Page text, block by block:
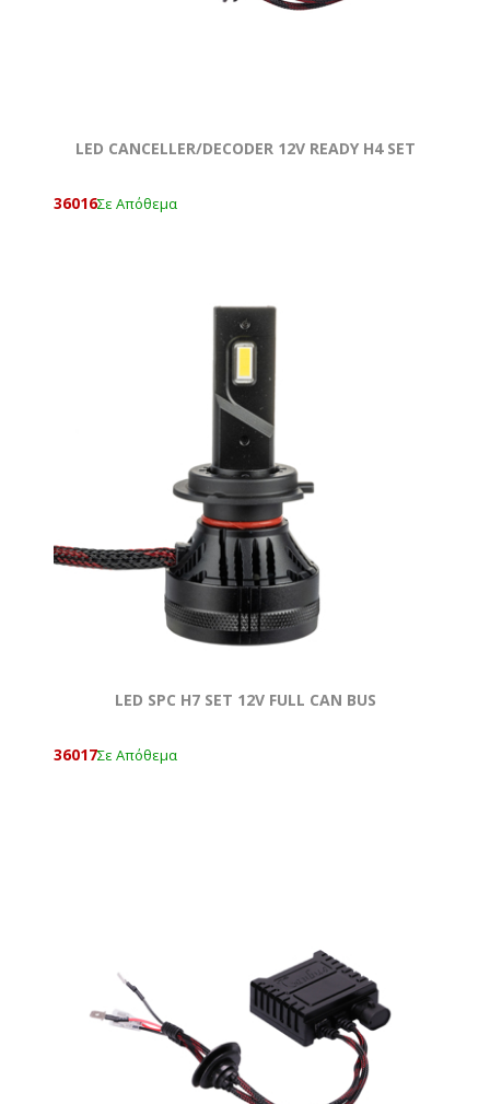
LED CANCELLER/DECODER 12V READY H4 SET
36016Σε Απόθεμα
LED SPC H7 SET 12V FULL CAN BUS
36017Σε Απόθεμα